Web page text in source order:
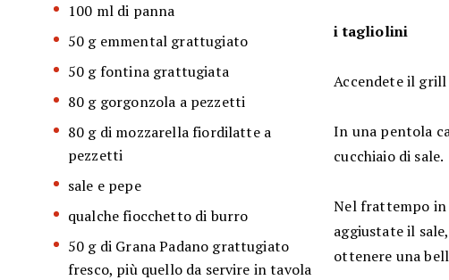
100 ml di panna
50 g emmental grattugiato
50 g fontina grattugiata
80 g gorgonzola a pezzetti
80 g di mozzarella fiordilatte a
pezzetti
sale e pepe
qualche fiocchetto di burro
50 g di Grana Padano grattugiato
fresco, più quello da servire in tavola
i tagliolini
Accendete il
In una pentola
cucchiaio di sale.
Nel frattempo in
aggiustate il
ottenere una